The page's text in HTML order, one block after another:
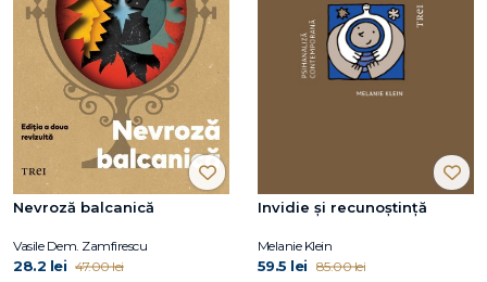
Nevroză balcanică
Vasile Dem. Zamfirescu
28.2 lei 47.00 lei
Invidie și recunoștință
Melanie Klein
59.5 lei 85.00 lei